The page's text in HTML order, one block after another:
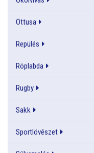
Öttusa
Repülés
Röplabda
Rugby
Sakk
Sportlövészet